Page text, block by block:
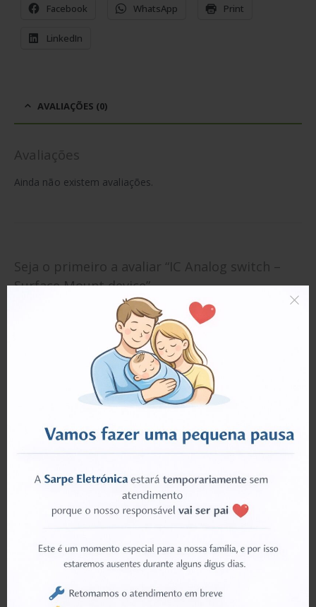
Facebook WhatsApp Print
LinkedIn
AVALIAÇÕES (0)
Avaliações
Ainda não existem avaliações.
Seja o primeiro a avaliar “IC Analog switch –
Surface Mount device”
para enviar uma avaliação.
PRODUTOS RELACIONADOS
ESGOTADO